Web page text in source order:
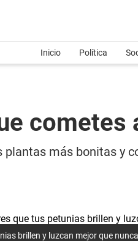
Inicio Política
plantas más bonitas y
brillen y luzcan mejor que